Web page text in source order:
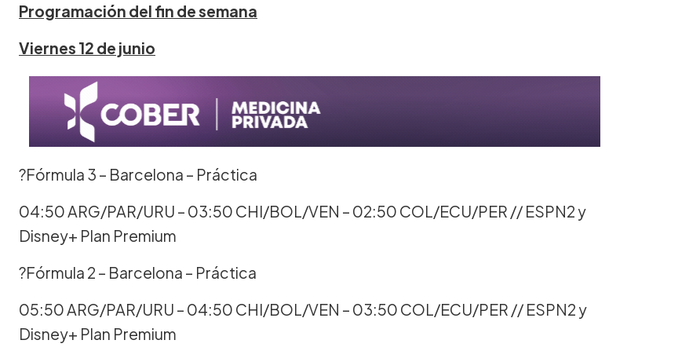
Programación del fin de semana
Viernes 12 de junio
?Fórmula 3 – Barcelona – Práctica
04:50 ARG/PAR/URU – 03:50 CHI/BOL/VEN – 02:50 COL/ECU/PER // ESPN2 y
Disney+ Plan Premium
?Fórmula 2 – Barcelona – Práctica
05:50 ARG/PAR/URU – 04:50 CHI/BOL/VEN – 03:50 COL/ECU/PER // ESPN2 y
Disney+ Plan Premium